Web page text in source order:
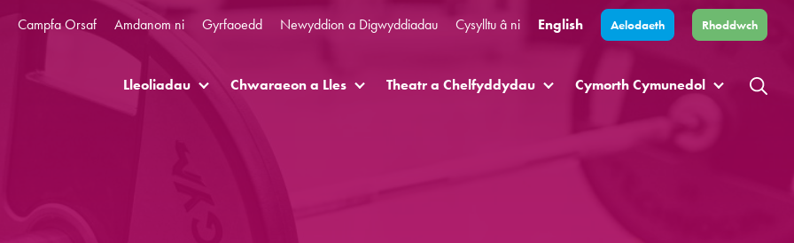
Campfa Orsaf Amdanom ni Gyrfaoedd Newyddion a Digwyddiadau Cysylltu â ni English Aelodaeth Rhoddwch
Lleoliadau Chwaraeon a Lles Theatr a Chelfyddydau Cymorth Cymunedol